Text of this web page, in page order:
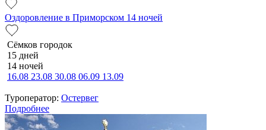
Оздоровление в Приморском 14 ночей
Сёмков городок
15 дней
14 ночей
16.08 23.08 30.08 06.09 13.09
Туроператор: Остервег
Подробнее